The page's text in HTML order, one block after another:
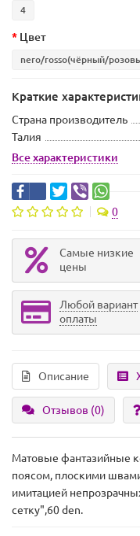
4
Цвет
nero/rosso(чёрный/
Краткие
Страна производитель
Талия
Все характеристики
0
Самые низкие
цены
Любой вариант
оплаты
Описание
Отзывов (0)
Матовые фантазийные
поясом, плоскими
имитацией
сетку",60 den.